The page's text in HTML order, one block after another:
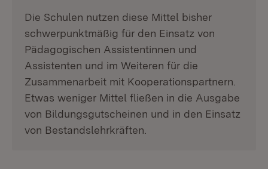
Die Schulen nutzen diese Mittel bisher
schwerpunktmäßig für den Einsatz von
Pädagogischen Assistentinnen und
Assistenten und im Weiteren für die
Zusammenarbeit mit Kooperationspartnern.
Etwas weniger Mittel fließen in die Ausgabe
von Bildungsgutscheinen und in den Einsatz
von Bestandslehrkräften.